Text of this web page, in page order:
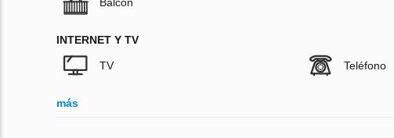
INTERNET Y TV
TV Teléfono
más